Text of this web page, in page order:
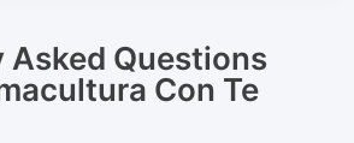
Asked Questions
Con Te